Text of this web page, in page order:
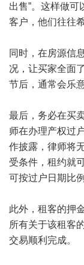
出售”。这样做
客户，他们往往
同时，在房源信
况，让买家全面
节后，通常会乐
最后，务必在买
师在办理产权过
作披露，律师将
受条件，租约就
可按过户日期比
此外，租客的押
所有关于该租客
交易顺利完成。